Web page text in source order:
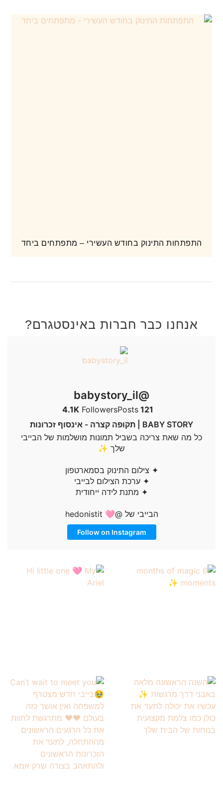
התפתחות התינוק בחודש העשירי – מתפתחים ביחד
אנחנו כבר חברות באינסטגרם?
@babystory_il
121
Posts
4.1K Followers
BABY STORY | תקופה קצרה - אינסוף זכרונות
כל מה שאת צריכה בשביל תמונות מושלמות של הבייבי
שלך ✨
✦ צילום התינוק בסמארטפון
✦ ערכת הצילום לבייבי
✦ מתנת לידה ייחודית
הבייבי של @hedonistit 🩷
Follow on Instagram